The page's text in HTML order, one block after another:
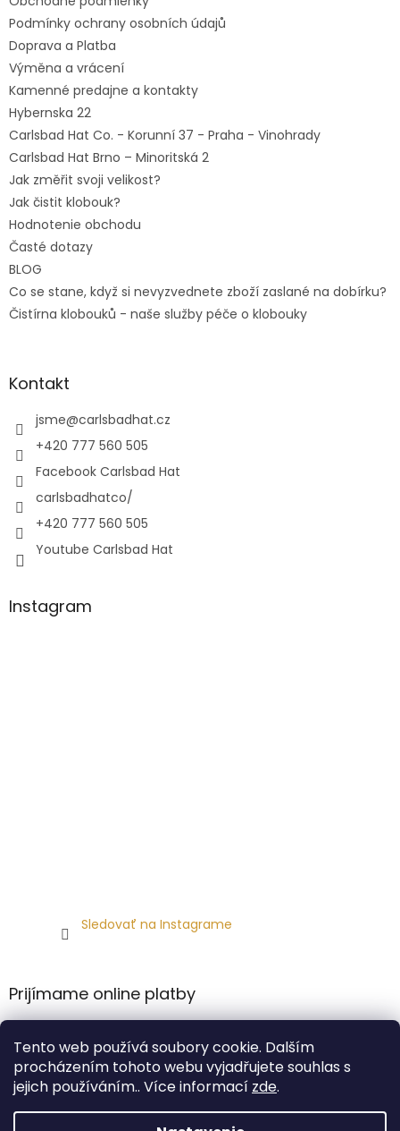
Tento web používá soubory cookie. Dalším
procházením tohoto webu vyjadřujete souhlas s
jejich používáním.. Více informací zde.
ePodmínky ochrany osobních údajů
Doprava a Platba
Výměna a vrácení
Kamenné predajne a kontakty
Hybernska 22
Carlsbad Hat Co. - Korunní 37 - Praha - Vinohrady
Carlsbad Hat Brno – Minoritská 2
Jak změřit svoji velikost?
Jak čistit klobouk?
Hodnotenie obchodu
Časté dotazy
BLOG
Co se stane, když si nevyzvednete zboží zaslané na dobírku?
Čistírna klobouků - naše služby péče o klobouky
Kontakt
jsme@carlsbadhat.cz
+420 777 560 505
Facebook Carlsbad Hat
carlsbadhatco/
+420 777 560 505
Youtube Carlsbad Hat
Instagram
Sledovať na Instagrame
Prijímame online platby
Vytvoril Shoptet Premium